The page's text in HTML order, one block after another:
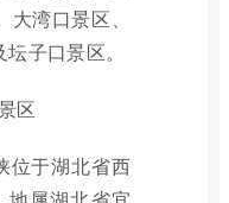
湾口景区、
子口景区。
区
位于湖北省西